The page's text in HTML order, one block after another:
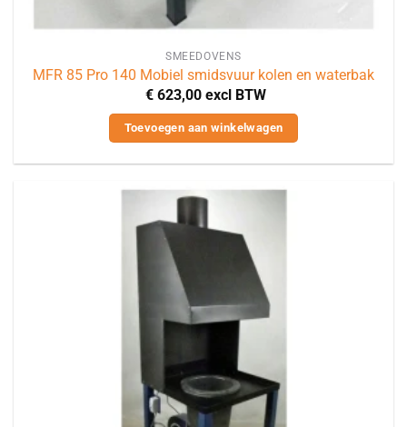
SMEEDOVENS
MFR 85 Pro 140 Mobiel smidsvuur kolen en waterbak
€623,00 excl BTW
Toevoegen aan winkelwagen